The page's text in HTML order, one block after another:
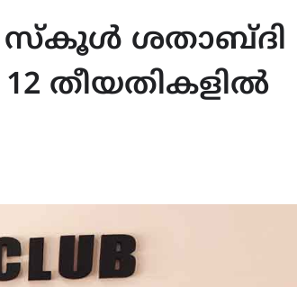
സ്‌കൂൾ ശതാബ്ദി
തീയതികളിൽ